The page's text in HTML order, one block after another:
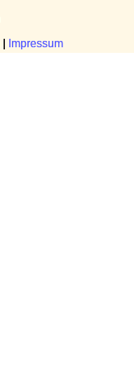
Impressum
Impressum